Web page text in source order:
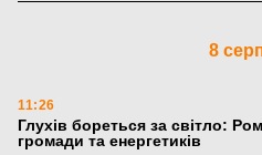
8
11:26
Глухів бореться за світло:
громади та енергетиків